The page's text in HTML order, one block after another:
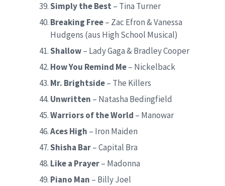
Simply the Best – Tina Turner
Breaking Free– Zac Efron & Vanessa
Hudgens (aus High School Musical)
Shallow– Lady Gaga & Bradley Cooper
How You Remind Me– Nickelback
Mr. Brightside– The Killers
Unwritten – Natasha Bedingfield
Warriors of the World – Manowar
Aces High – Iron Maiden
Shisha Bar– Capital Bra
Like a Prayer– Madonna
Piano Man – Billy Joel